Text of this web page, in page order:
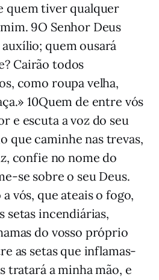
quem tiver qualquer
9O Senhor Deus
quem ousará
Cairão todos
como roupa velha,
10Quem de entre vós
e escuta a voz do seu
que caminhe nas trevas,
confie no nome do
se sobre o seu Deus.
a vós, que ateais o fogo,
setas incendiárias,
do vosso pró­prio
as setas que inflamas­
tratará a minha mão, e